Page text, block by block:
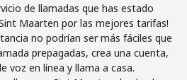
Únete
de llamadas que has estado
Maarten por las mejores tarifas!
no podrían ser más fáciles que
prepagadas, crea una cuenta,
voz en línea y llama a casa.